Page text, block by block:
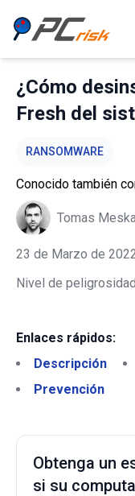
¿Cómo
Fresh del
RANSOMWARE
Conocido también
Tomas
23 de Marzo de
Nivel de
Enlaces rápidos:
Descripción
Prevención
Obtenga un
si su